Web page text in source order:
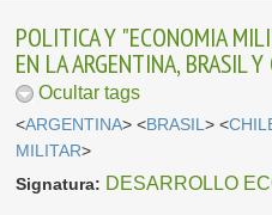
POLITICA Y "ECONOMIA
EN LA ARGENTINA, BRASIL Y
Ocultar tags
<ARGENTINA> <BRASIL> <
MILITAR>
Signatura: DESARROLLO